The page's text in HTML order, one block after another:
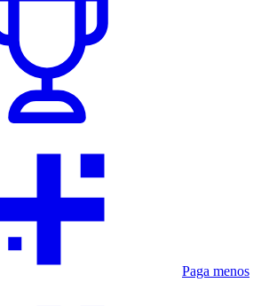
Paga menos